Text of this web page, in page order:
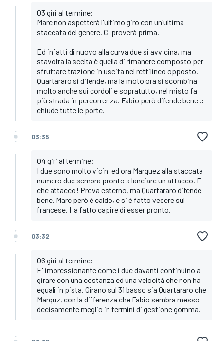
03 giri al termine:
Marc non aspetterà l'ultimo giro con un'ultima
staccata del genere. Ci proverà prima.
Ed infatti di nuovo alla curva due si avvicina, ma
stavolta la scelta è quella di rimanere composto per
sfruttare trazione in uscita nel rettilineo opposto.
Quartararo si difende, ma la moto ora si scombina
molto anche sui cordoli e sopratutto, nel misto fa
più strada in percorrenza. Fabio però difende bene e
chiude tutte le porte.
03:35
04 giri al termine:
I due sono molto vicini ed ora Marquez alla staccata
numero due sembra pronto a lanciare un attacco. E
che attacco! Prova esterno, ma Quartararo difende
bene. Marc però è caldo, e si è fatto vedere sul
francese. Ha fatto capire di esser pronto.
03:32
06 giri al termine:
E' impressionante come i due davanti continuino a
girare con una costanza ed una velocità che non ha
eguali in pista. Girano sul 31 basso sia Quartararo che
Marquz, con la differenza che Fabio sembra messo
decisamente meglio in termini di gestione gomma.